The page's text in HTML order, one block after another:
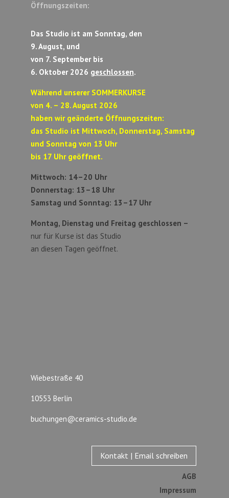
Öffnungszeiten:
Das Studio ist am Sonntag, den
9. August, und
von 7. September bis
6. Oktober 2026 geschlossen.
Während unserer SOMMERKURSE
von 4. – 28. August 2026
haben wir geänderte Öffnungszeiten:
das Studio ist Mittwoch, Donnerstag, Samstag
und Sonntag von 13 Uhr
bis 17 Uhr geöffnet.
Mittwoch: 14–20 Uhr
Donnerstag: 13–18 Uhr
Samstag und Sonntag: 13–17 Uhr
Montag, Dienstag und Freitag geschlossen –
nur für Kurse ist das Studio
an diesen Tagen geöffnet.
Wiebestraße 40
10553 Berlin
buchungen@ceramics-studio.de
Kontakt | Email schreiben
AGB
Impressum